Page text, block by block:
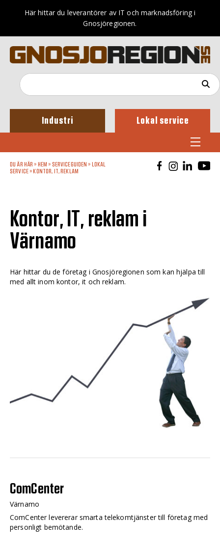
Här hittar du leverantörer av IT och marknadsföring i
Gnosjöregionen.
Industri Lokal service
DU ÄR HÄR » HEM » SERVICEGUIDEN »
LOKAL
SERVICE» KONTOR, IT, REKLAM
Kontor, IT, reklam i
Värnamo
Här hittar du de företag i Gnosjöregionen som kan hjälpa till
med allt inom kontor, it och reklam.
ComCenter
Värnamo
ComCenter levererar smarta telekomtjänster till företag med
personligt bemötande.